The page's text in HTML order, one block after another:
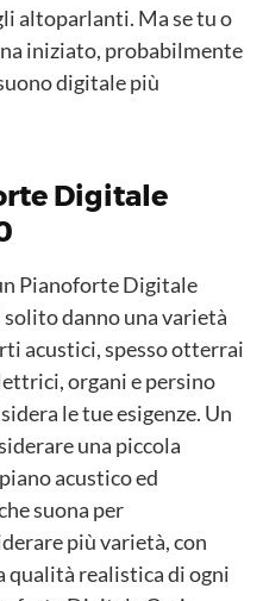
altoparlanti. Ma se tu o
iniziato, probabilmente
digitale più
Digitale
Pianoforte Digitale
solito danno una varietà
acustici, spesso otterrai
organi e persino
le tue esigenze. Un
una piccola
acustico ed
suona per
più varietà, con
qualità realistica di ogni